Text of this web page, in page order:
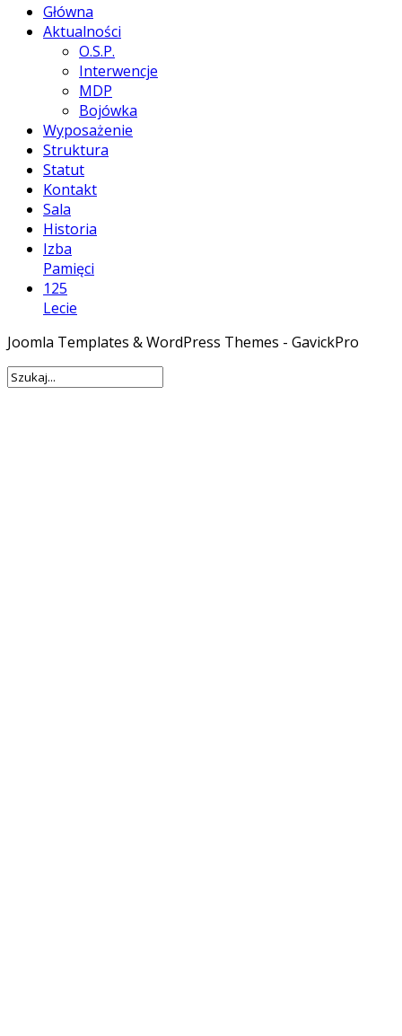
Główna
Aktualności
O.S.P.
Interwencje
MDP
Bojówka
Wyposażenie
Struktura
Statut
Kontakt
Sala
Historia
Izba
Pamięci
125
Lecie
Joomla Templates & WordPress Themes - GavickPro